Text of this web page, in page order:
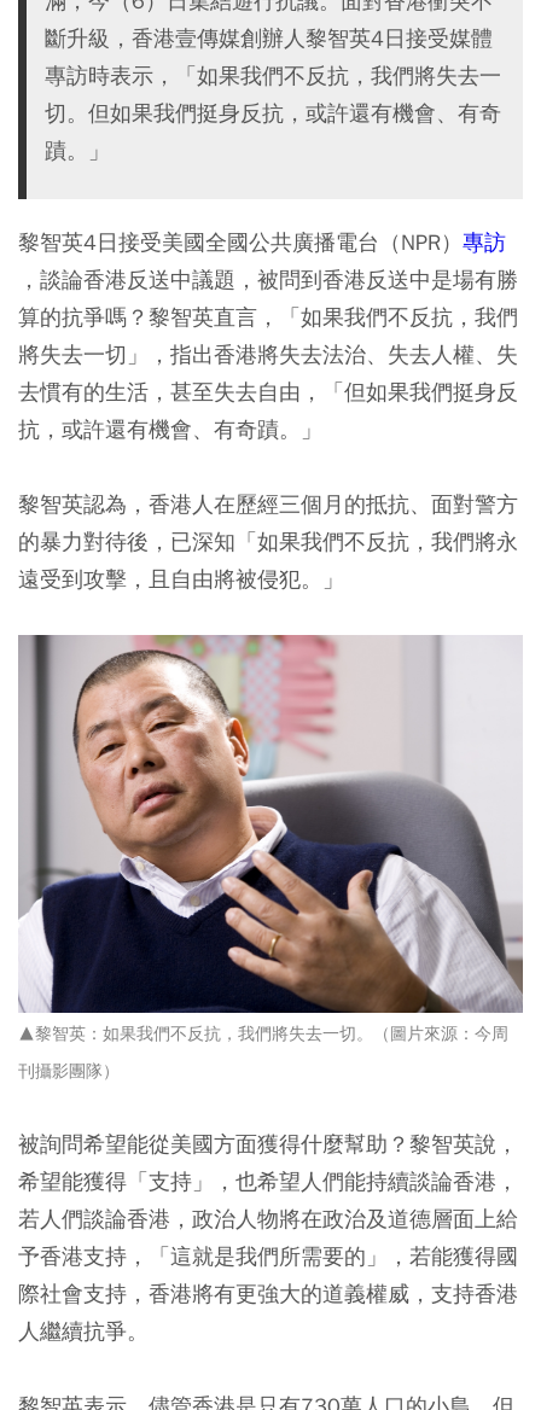
斷升級，香港壹傳媒創辦人黎智英4日接受媒體
專訪時表示，「如果我們不反抗，我們將失去一
切。但如果我們挺身反抗，或許還有機會、有奇
蹟。」
黎智英4日接受美國全國公共廣播電台（NPR） 專訪
，談論香港反送中議題，被問到香港反送中是場有勝
算的抗爭嗎？黎智英直言，「如果我們不反抗，我們
將失去一切」，指出香港將失去法治、失去人權、失
去慣有的生活，甚至失去自由，「但如果我們挺身反
抗，或許還有機會、有奇蹟。」
黎智英認為，香港人在歷經三個月的抵抗、面對警方
的暴力對待後，已深知「如果我們不反抗，我們將永
遠受到攻擊，且自由將被侵犯。」
▲黎智英：如果我們不反抗，我們將失去一切。（圖片來源：今周
刊攝影團隊）
被詢問希望能從美國方面獲得什麼幫助？黎智英說，
希望能獲得「支持」，也希望人們能持續談論香港，
若人們談論香港，政治人物將在政治及道德層面上給
予香港支持，「這就是我們所需要的」，若能獲得國
際社會支持，香港將有更強大的道義權威，支持香港
人繼續抗爭。